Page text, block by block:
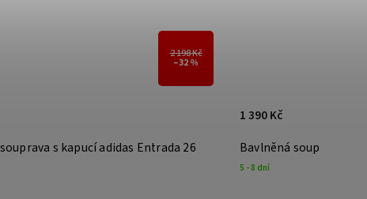
2 198 Kč
–36 %
souprava s kapucí adidas Entrada 26 Bavlněná souprava
5 - 8 dní
1 390 Kč